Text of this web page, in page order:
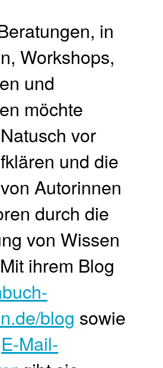
in
Workshops,
und
möchte
vor
und die
Autorinnen
durch die
von Wissen
ihrem Blog
blog sowie
E-Mail-